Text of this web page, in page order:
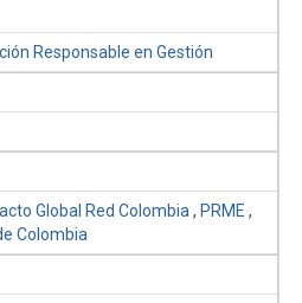
Responsable en Gestión
Global Red Colombia , PRME ,
Colombia